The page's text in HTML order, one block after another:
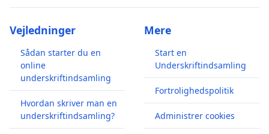
Vejledninger
Sådan starter du en
online
underskriftindsamling
Hvordan skriver man en
underskriftindsamling?
Mere
Start en
Underskriftindsamling
Fortrolighedspolitik
Administrer cookies